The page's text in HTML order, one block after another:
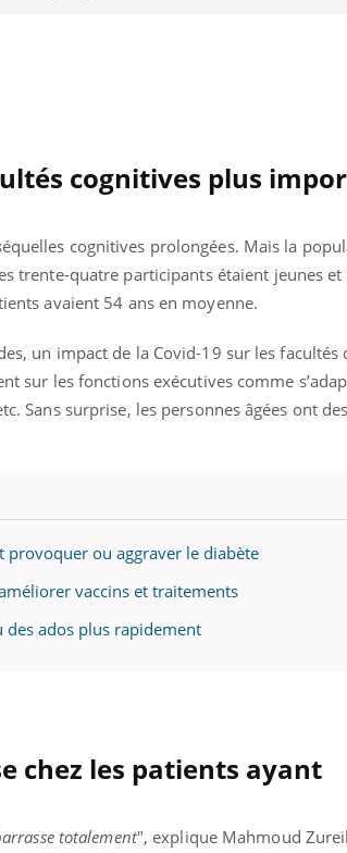
cognitives plus
cognitives prolongées. Mais la
trente-quatre participants étaient jeunes et
avaient 54 ans en moyenne.
un impact de la Covid-19 sur les facultés
sur les fonctions exécutives comme
Sans surprise, les personnes âgées ont
ou aggraver le diabète
vaccins et traitements
ados plus rapidement
chez les patients ayant
totalement", explique Mahmoud